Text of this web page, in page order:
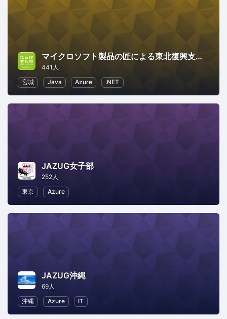
マイクロソフト製品の匠による東北復興支援イベント Rebirth! 東北
441人
宮城
Java Azure .NET
JAZUG女子部
252人
東京
Azure
JAZUG沖縄
69人
沖縄
Azure IT